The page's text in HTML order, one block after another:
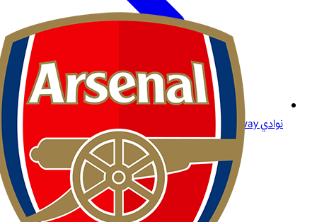
نوادي Betway: ولاؤك يستحق الأفضل